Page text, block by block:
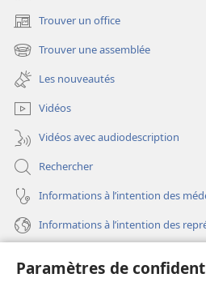
Paramètres de
Trouver un office
(ouvre
une
nouvelle
fenêtre)
Trouver une assemblée
(ouvre
une
nouvelle
fenêtre)
Les nouveautés
Vidéos
Vidéos avec audiodescription
Rechercher
Informations à l’intention des
Informations à l’intention des